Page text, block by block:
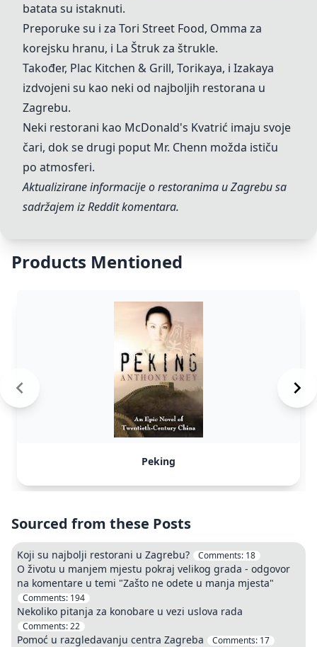
batata su istaknuti.
Preporuke su i za Tori Street Food, Omma za
korejsku hranu, i La Štruk za štrukle.
Također, Plac Kitchen & Grill, Torikaya, i Izakaya
izdvojeni su kao neki od najboljih restorana u
Zagrebu.
Neki restorani kao McDonald's Kvatrić imaju svoje
čari, dok se drugi poput Mr. Chenn možda ističu
po atmosferi.
Aktualizirane informacije o restoranima u Zagrebu sa
sadržajem iz Reddit komentara.
Products Mentioned
Peking
Sourced from these Posts
Koji su najbolji restorani u Zagrebu? Comments: 18
O životu u manjem mjestu pokraj velikog grada - odgovor
na komentare u temi "Zašto ne odete u manja mjesta"
Comments: 194
Nekoliko pitanja za konobare u vezi uslova rada
Comments:22
Pomoć u razgledavanju centra Zagreba Comments: 17